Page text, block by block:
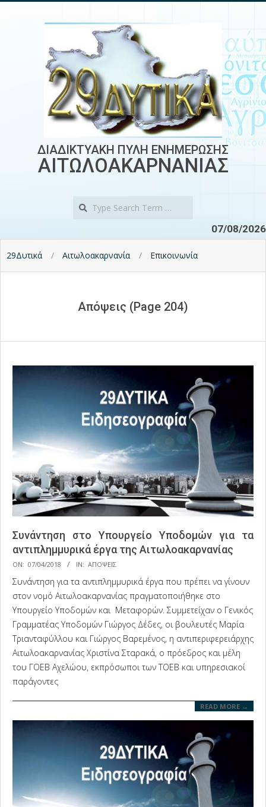
ΔΙΑΔΙΚΤΥΑΚΗ ΠΥΛΗ ΕΝΗΜΕΡΩΣΗΣ
ΑΙΤΩΛΟΑΚΑΡΝΑΝΙΑΣ
07/08/2026
29Δυτικά Αιτωλοακαρνανία Επικοινωνία
Απόψεις (Page 204)
Συνάντηση στο Υπουργείο Υποδομών για τα
αντιπλημμυρικά έργα της Αιτωλοακαρνανίας
2018-
04-
07
ON: 07/04/2018 IN: ΑΠΟΨΕΙΣ
Συνάντηση για τα αντιπλημμυρικά έργα που πρέπει να γίνουν
στον νομό Αιτωλοακαρνανίας πραγματοποιήθηκε στο
Υπουργείο Υποδομών και Μεταφορών. Συμμετείχαν ο Γενικός
Γραμματέας Υποδομών Γιώργος Δέδες, οι βουλευτές Μαρία
Τριανταφύλλου και Γιώργος Βαρεμένος, η αντιπεριφερειάρχης
Αιτωλοακαρνανίας Χριστίνα Σταρακά, ο πρόεδρος και μέλη
του ΓΟΕΒ Αχελώου, εκπρόσωποι των ΤΟΕΒ και υπηρεσιακοί
παράγοντες
READ MORE →